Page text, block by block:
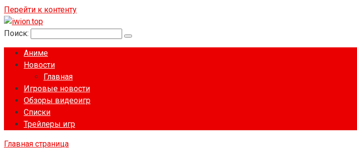
Перейти к контенту
Поиск:
Аниме
Новости
Главная
Игровые новости
Обзоры видеоигр
Списки
Трейлеры игр
Главная страница